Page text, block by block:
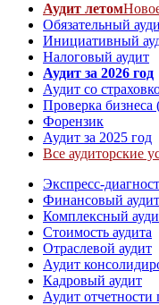
Аудит летом
Обязательный
Инициативный
Налоговый аудит
Аудит за 2026 год
Аудит со
Проверка
Форензик
Аудит за 2025 год
Все аудиторские
Экспресс-
Финансовый аудит
Комплексный
Стоимость аудита
Отраслевой аудит
Аудит
Кадровый аудит
Аудит